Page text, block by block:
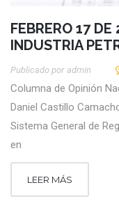
FEBRERO 17
INDUSTRIA
Publicado por Admin
Columna de Opinión
Daniel Castillo
Sistema General de
en
LEER MÁS